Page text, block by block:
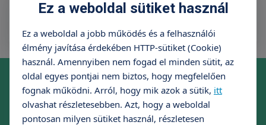
Online időpontfoglalás szakrendelésre
Foglaljon időpontot kényelmesen, néhány kattintással!
Időpontfoglalás
Ez a weboldal sütiket használ
Ez a weboldal a jobb működés és a felhasználói
élmény javítása érdekében HTTP-sütiket (Cookie)
használ. Amennyiben nem fogad el minden sütit, az
oldal egyes pontjai nem biztos, hogy megfelelően
fognak működni. Arról, hogy mik azok a sütik, itt
olvashat részletesebben. Azt, hogy a weboldal
pontosan milyen sütiket használ, részletesen